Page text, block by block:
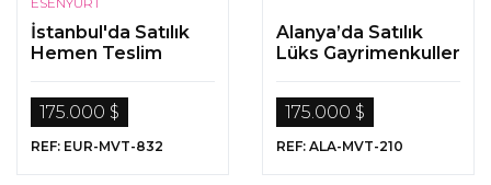
İstanbul'da Satılık
Hemen Teslim
175.000 $
REF: EUR-MVT-832
Alanya’da Satılık
Lüks Gayrimenkuller
175.000 $
REF: ALA-MVT-210